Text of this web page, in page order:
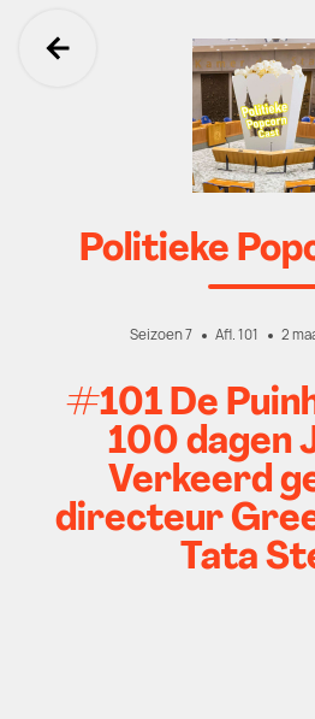
Ga terug
Politieke
Seizoen 7 Afl. 101 2
#101 De
100 dagen
Verkeerd
directeur
Tata